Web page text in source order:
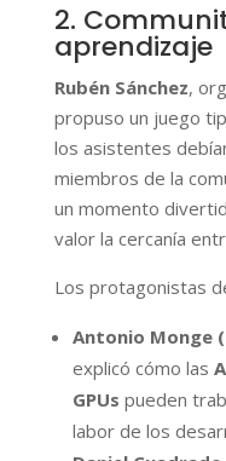
2.
aprendizaje
Rubén Sánchez,
propuso un juego
los asistentes
miembros de la
un momento
valor la cercanía
Los protagonistas
Antonio Monge
explicó cómo las
GPUs pueden
labor de los